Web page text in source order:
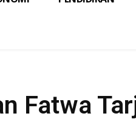
Fatwa